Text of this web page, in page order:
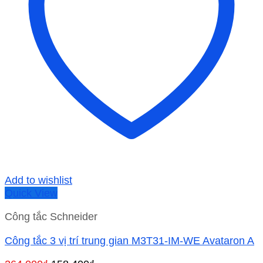
Add to wishlist
Quick View
Công tắc Schneider
Công tắc 3 vị trí trung gian M3T31-IM-WE Avataron A